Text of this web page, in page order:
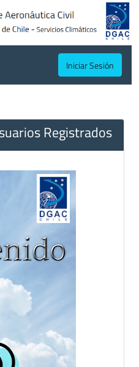
Iniciar Sesión
Registrados